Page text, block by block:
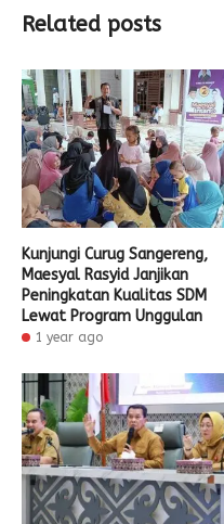
Related posts
Kunjungi Curug Sangereng,
Maesyal Rasyid Janjikan
Peningkatan Kualitas SDM
Lewat Program Unggulan
1 year ago